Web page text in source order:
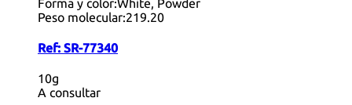
Forma y color:White, Powder
Peso molecular:219.20
Ref: SR-77340
10g
A consultar